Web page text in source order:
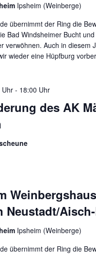
Ipsheim (Weinberge)
übernimmt der Ring die
Bad Windsheimer Bucht
verwöhnen. Auch in diesem
wieder eine Hüpfburg
des AK
Uhr- 18:00 Uhr
Neustadt/
Ipsheim (Weinberge)
übernimmt der Ring die